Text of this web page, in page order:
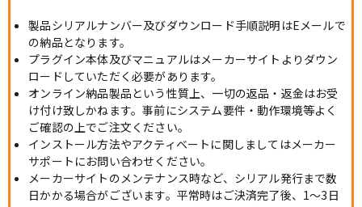
製品シリアルナンバー及びダウンロード手順説明はEメールで
の納品となります。
プラグイン本体及びマニュアルはメーカーサイトよりダウン
ロードしていただく必要があります。
オンライン納品製品という性質上、一切の返品・返金はお受
け付け致しかねます。事前にシステム要件・動作環境等よく
ご確認の上でご注文ください。
インストール方法やアクティベートに関しましてはメーカー
サポートにお問い合わせください。
メーカーサイトのメンテナンス時など、シリアル発行まで数
日かかる場合がございます。平常時はご決済完了後、1～3日